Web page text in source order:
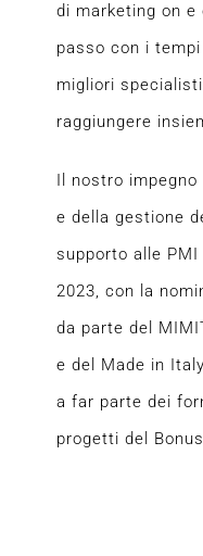
di marketing on e
passo con i
migliori
raggiungere
Il nostro
e della gestione
supporto alle
2023, con la
da parte del
e del Made in
a far parte dei
progetti del